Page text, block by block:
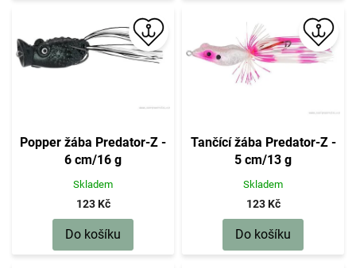
Popper žába Predator-Z -
6 cm/16 g
Skladem
123 Kč
Do košíku
Tančící žába Predator-Z -
5 cm/13 g
Skladem
123 Kč
Do košíku